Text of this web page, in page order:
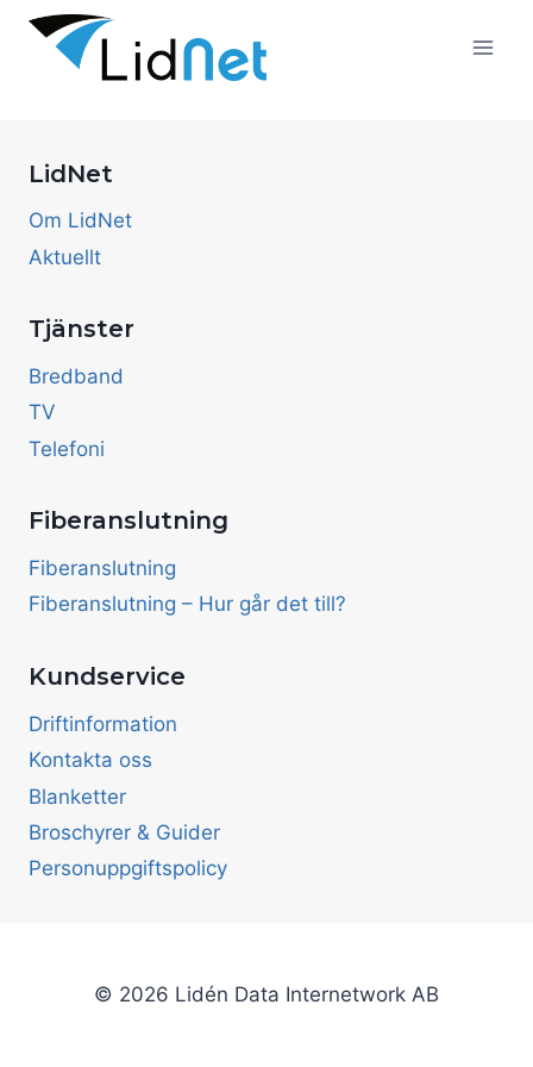
Skip
LidNet
Om LidNet
Aktuellt
Tjänster
Bredband
TV
Telefoni
Fiberanslutning
Fiberanslutning
Fiberanslutning – Hur går det till?
Kundservice
Driftinformation
Kontakta oss
Blanketter
Broschyrer & Guider
Personuppgiftspolicy
© 2026 Lidén Data Internetwork AB